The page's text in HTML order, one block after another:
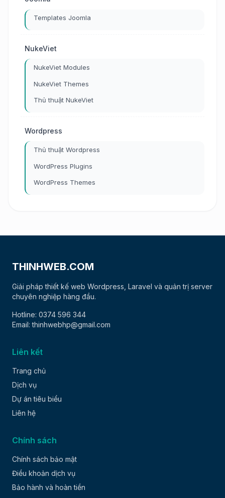
Templates Joomla
NukeViet
NukeViet Modules
NukeViet Themes
Thủ thuật NukeViet
Wordpress
Thủ thuật Wordpress
WordPress Plugins
WordPress Themes
THINHWEB.COM
Giải pháp thiết kế web Wordpress, Laravel và quản trị server
chuyên nghiệp hàng đầu.
Hotline: 0374 596 344
Email: thinhwebhp@gmail.com
Liên kết
Trang chủ
Dịch vụ
Dự án tiêu biểu
Liên hệ
Chính sách
Chính sách bảo mật
Điều khoản dịch vụ
Bảo hành và hoàn tiền